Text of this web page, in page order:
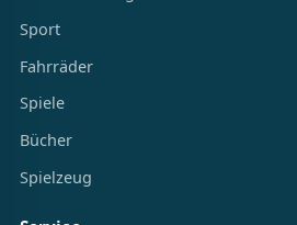
Sport
Fahrräder
Spiele
Bücher
Spielzeug